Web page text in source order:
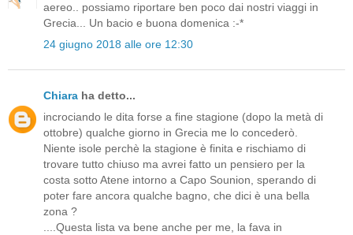
aereo.. possiamo riportare ben poco dai nostri viaggi in
Grecia... Un bacio e buona domenica :-*
24 giugno 2018 alle ore 12:30
Chiara ha detto...
incrociando le dita forse a fine stagione (dopo la metà di
ottobre) qualche giorno in Grecia me lo concederò.
Niente isole perchè la stagione è finita e rischiamo di
trovare tutto chiuso ma avrei fatto un pensiero per la
costa sotto Atene intorno a Capo Sounion, sperando di
poter fare ancora qualche bagno, che dici è una bella
zona ?
....Questa lista va bene anche per me, la fava in